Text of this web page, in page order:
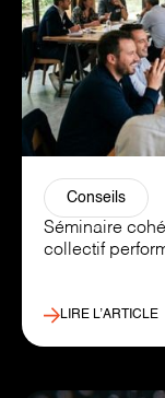
Conseils
Séminaire
collectif
LIRE L’ARTICLE